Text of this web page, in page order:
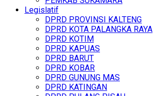
Legislatif
DPRD PROVINSI KALTENG
DPRD KOTA PALANGKA RAYA
DPRD KOTIM
DPRD KAPUAS
DPRD BARUT
DPRD KOBAR
DPRD GUNUNG MAS
DPRD KATINGAN